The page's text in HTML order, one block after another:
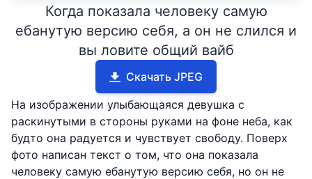
Когда показала человеку самую
ебанутую версию себя, а он не слился и
вы ловите общий вайб
Скачать JPEG
На изображении улыбающаяся девушка с
раскинутыми в стороны руками на фоне неба, как
будто она радуется и чувствует свободу. Поверх
фото написан текст о том, что она показала
человеку самую ебанутую версию себя, но он не